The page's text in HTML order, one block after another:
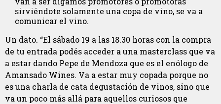
sirviéndote solamente una copa de vino, se va a
comunicar el vino.
Un dato. “El sábado 19 a las 18.30 horas con la compra
de tu entrada podés acceder a una masterclass que va
a estar dando Pepe de Mendoza que es el enólogo de
Amansado Wines. Va a estar muy copada porque no
es una charla de cata degustación de vinos, sino que
va un poco más allá para aquellos curiosos que